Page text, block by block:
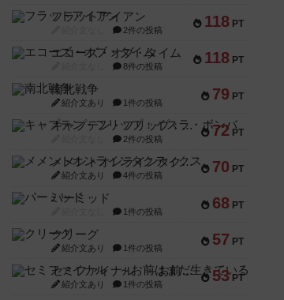
118 PT
フラットアイアン
2件の投稿
118 PT
エコーズ・オブ・タイム
8件の投稿
79 PT
南北戦争
紹介文あり 1件の投稿
72 PT
キャプテン・フリップ：イスラ・ボンバ
2件の投稿
70 PT
メメントオンラインタクティクス
紹介文あり 4件の投稿
68 PT
パーミッド
1件の投稿
57 PT
クリーグ
紹介文あり 1件の投稿
53 PT
セミファイナル ～お前はまだ生きている～
紹介文あり 1件の投稿